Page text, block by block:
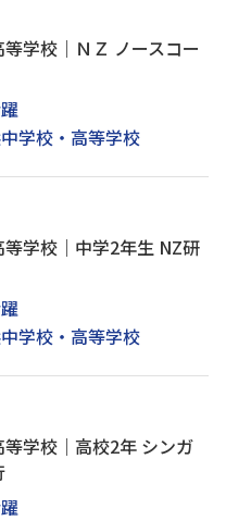
学校｜ＮＺ ノースコー
学校・高等学校
学校｜中学2年生 NZ研
学校・高等学校
学校｜高校2年 シンガ